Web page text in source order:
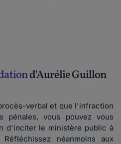
d'Aurélie Guillon
verbal et que l'infraction
pénales, vous pouvez vous
d'inciter le ministère public à
néanmoins aux